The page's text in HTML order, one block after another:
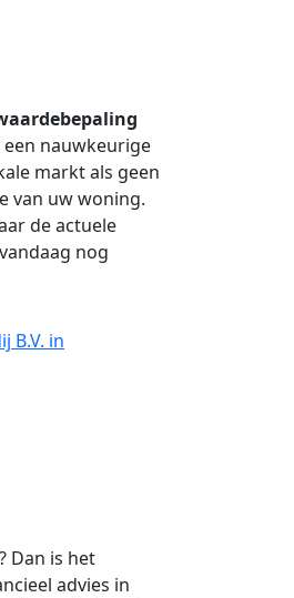
nauwkeurige
markt als geen
van uw woning.
de actuele
nog
B.V. in
Dan is het
advies in